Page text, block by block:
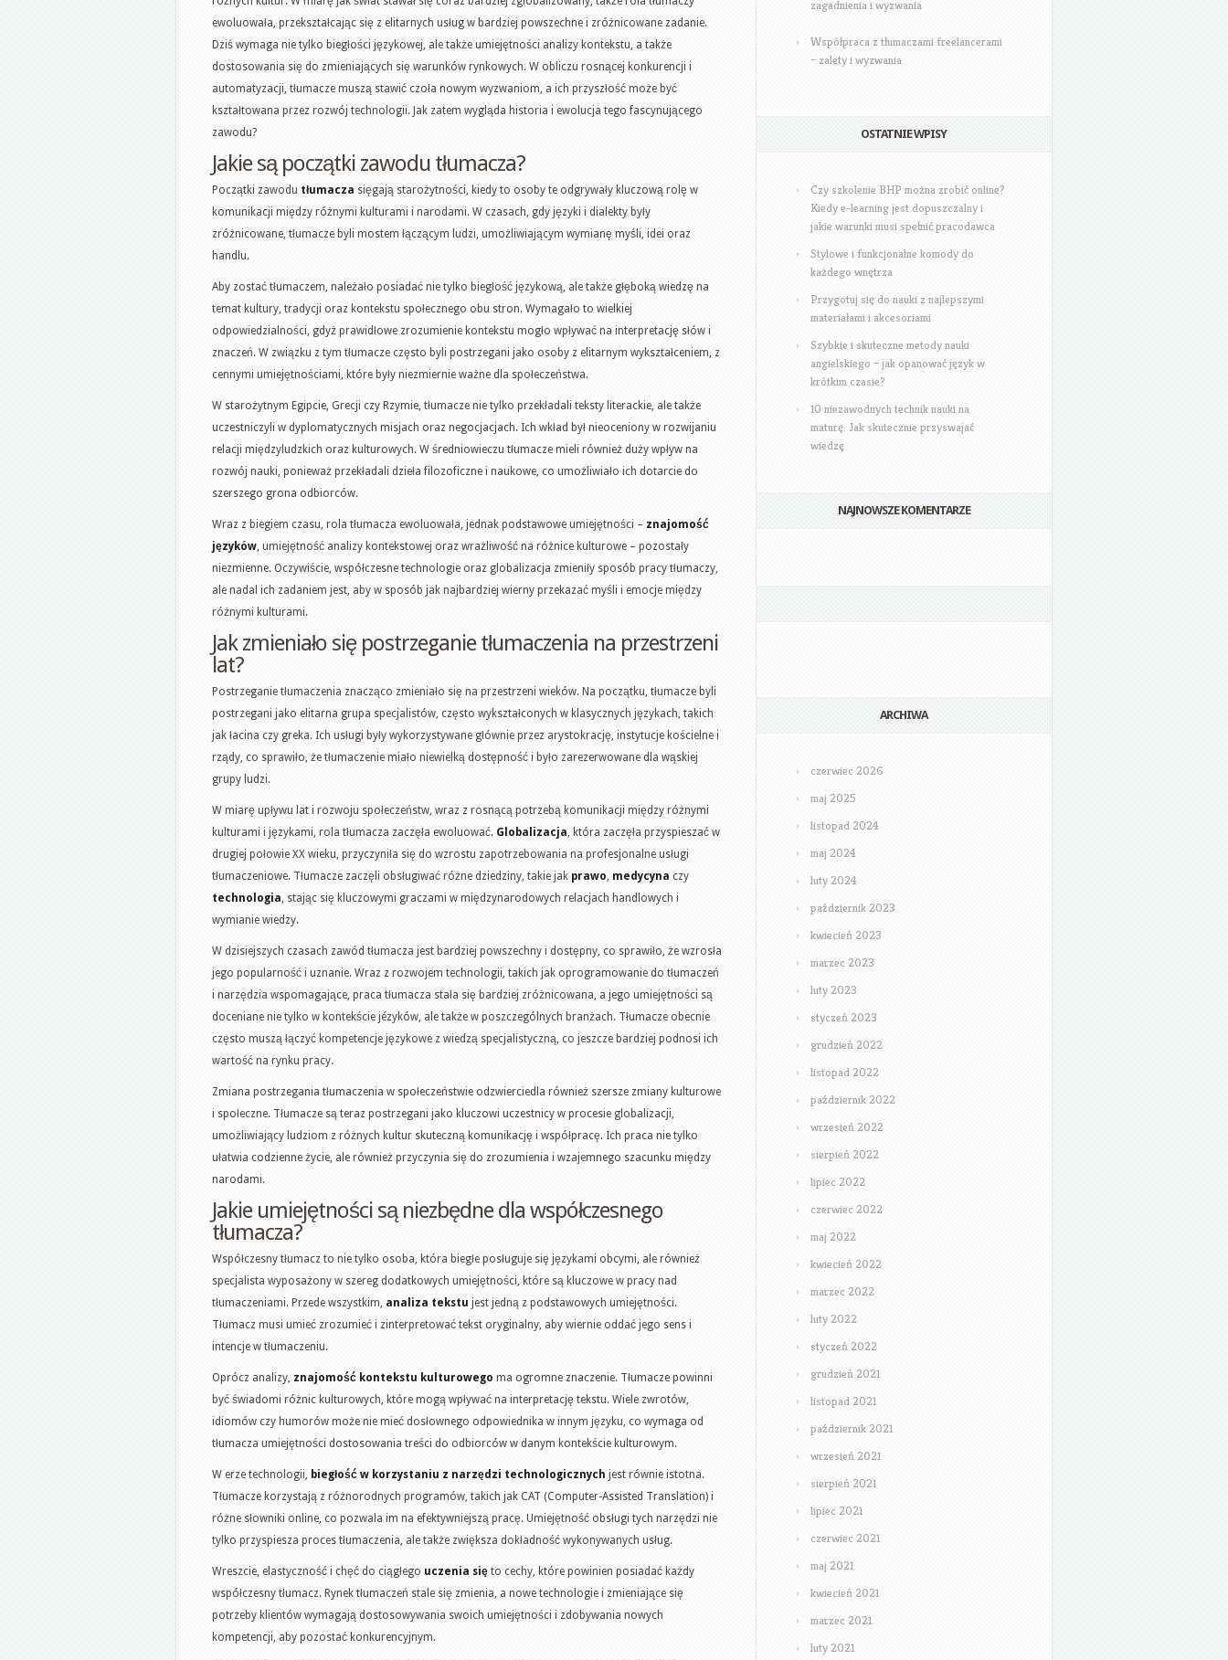
ewoluowała, przekształcając się z elitarnych usług w bardziej powszechne i zróżnicowane zadanie.
Dziś wymaga nie tylko biegłości językowej, ale także umiejętności analizy kontekstu, a także
dostosowania się do zmieniających się warunków rynkowych. W obliczu rosnącej konkurencji i
automatyzacji, tłumacze muszą stawić czoła nowym wyzwaniom, a ich przyszłość może być
kształtowana przez rozwój technologii. Jak zatem wygląda historia i ewolucja tego fascynującego
zawodu?
Jakie są początki zawodu tłumacza?
Początki zawodu tłumacza sięgają starożytności, kiedy to osoby te odgrywały kluczową rolę w
komunikacji między różnymi kulturami i narodami. W czasach, gdy języki i dialekty były
zróżnicowane, tłumacze byli mostem łączącym ludzi, umożliwiającym wymianę myśli, idei oraz
handlu.
Aby zostać tłumaczem, należało posiadać nie tylko biegłość językową, ale także głęboką wiedzę na
temat kultury, tradycji oraz kontekstu społecznego obu stron. Wymagało to wielkiej
odpowiedzialności, gdyż prawidłowe zrozumienie kontekstu mogło wpływać na interpretację słów i
znaczeń. W związku z tym tłumacze często byli postrzegani jako osoby z elitarnym wykształceniem, z
cennymi umiejętnościami, które były niezmiernie ważne dla społeczeństwa.
W starożytnym Egipcie, Grecji czy Rzymie, tłumacze nie tylko przekładali teksty literackie, ale także
uczestniczyli w dyplomatycznych misjach oraz negocjacjach. Ich wkład był nieoceniony w rozwijaniu
relacji międzyludzkich oraz kulturowych. W średniowieczu tłumacze mieli również duży wpływ na
rozwój nauki, ponieważ przekładali dzieła filozoficzne i naukowe, co umożliwiało ich dotarcie do
szerszego grona odbiorców.
Wraz z biegiem czasu, rola tłumacza ewoluowała, jednak podstawowe umiejętności – znajomość
języków , umiejętność analizy kontekstowej oraz wrażliwość na różnice kulturowe – pozostały
niezmienne. Oczywiście, współczesne technologie oraz globalizacja zmieniły sposób pracy tłumaczy,
ale nadal ich zadaniem jest, aby w sposób jak najbardziej wierny przekazać myśli i emocje między
różnymi kulturami.
Jak zmieniało się postrzeganie tłumaczenia na przestrzeni
lat?
Postrzeganie tłumaczenia znacząco zmieniało się na przestrzeni wieków. Na początku, tłumacze byli
postrzegani jako elitarna grupa specjalistów, często wykształconych w klasycznych językach, takich
jak łacina czy greka. Ich usługi były wykorzystywane głównie przez arystokrację, instytucje kościelne i
rządy, co sprawiło, że tłumaczenie miało niewielką dostępność i było zarezerwowane dla wąskiej
grupy ludzi.
W miarę upływu lat i rozwoju społeczeństw, wraz z rosnącą potrzebą komunikacji między różnymi
kulturami i językami, rola tłumacza zaczęła ewoluować. Globalizacja , która zaczęła przyspieszać w
drugiej połowie XX wieku, przyczyniła się do wzrostu zapotrzebowania na profesjonalne usługi
tłumaczeniowe. Tłumacze zaczęli obsługiwać różne dziedziny, takie jak prawo medycyna czy
technologia , stając się kluczowymi graczami w międzynarodowych relacjach handlowych i
wymianie wiedzy.
W dzisiejszych czasach zawód tłumacza jest bardziej powszechny i dostępny, co sprawiło, że wzrosła
jego popularność i uznanie. Wraz z rozwojem technologii, takich jak oprogramowanie do tłumaczeń
i narzędzia wspomagające, praca tłumacza stała się bardziej zróżnicowana, a jego umiejętności są
doceniane nie tylko w kontekście jézyków, ale także w poszczególnych branżach. Tłumacze obecnie
często muszą łączyć kompetencje językowe z wiedzą specjalistyczną, co jeszcze bardziej podnosi ich
wartość na rynku pracy.
Zmiana postrzegania tłumaczenia w społeczeństwie odzwierciedla również szersze zmiany kulturowe
i społeczne. Tłumacze są teraz postrzegani jako kluczowi uczestnicy w procesie globalizacji,
umożliwiający ludziom z różnych kultur skuteczną komunikację i współpracę. Ich praca nie tylko
ułatwia codzienne życie, ale również przyczynia się do zrozumienia i wzajemnego szacunku między
narodami.
Jakie umiejętności są niezbędne dla współczesnego
tłumacza?
Współczesny tłumacz to nie tylko osoba, która biegłe posługuje się językami obcymi, ale również
specjalista wyposażony w szereg dodatkowych umiejętności, które są kluczowe w pracy nad
tłumaczeniami. Przede wszystkim, analiza tekstu jest jedną z podstawowych umiejętności.
Tłumacz musi umieć zrozumieć i zinterpretować tekst oryginalny, aby wiernie oddać jego sens i
intencje w tłumaczeniu.
Oprócz analizy, znajomość kontekstu kulturowego ma ogromne znaczenie. Tłumacze powinni
być świadomi różnic kulturowych, które mogą wpływać na interpretację tekstu. Wiele zwrotów,
idiomów czy humorów może nie mieć dosłownego odpowiednika w innym języku, co wymaga od
tłumacza umiejętności dostosowania treści do odbiorców w danym kontekście kulturowym.
W erze technologii, biegłość w korzystaniu z narzędzi technologicznych jest równie istotna.
Tłumacze korzystają z różnorodnych programów, takich jak CAT (Computer-Assisted Translation) i
różne słowniki online, co pozwala im na efektywniejszą pracę. Umiejętność obsługi tych narzędzi nie
tylko przyspiesza proces tłumaczenia, ale także zwiększa dokładność wykonywanych usług.
Wreszcie, elastyczność i chęć do ciągłego uczenia się to cechy, które powinien posiadać każdy
współczesny tłumacz. Rynek tłumaczeń stale się zmienia, a nowe technologie i zmieniające się
potrzeby klientów wymagają dostosowywania swoich umiejętności i zdobywania nowych
kompetencji, aby pozostać konkurencyjnym.
zagadnienia i wyzwania
Współpraca z tłumaczami freelancerami
– zalety i wyzwania
OSTATNIE WPISY
Czy szkolenie BHP można zrobić online?
Kiedy e-learning jest dopuszczalny i
jakie warunki musi spełnić pracodawca
Stylowe i funkcjonalne komody do
każdego wnętrza
Przygotuj się do nauki z najlepszymi
materiałami i akcesoriami
Szybkie i skuteczne metody nauki
angielskiego – jak opanować język w
krótkim czasie?
10 niezawodnych technik nauki na
maturę: Jak skutecznie przyswajać
wiedzę
NAJNOWSZE KOMENTARZE
ARCHIWA
czerwiec 2026
maj 2025
listopad 2024
maj 2024
luty 2024
październik 2023
kwiecień 2023
marzec 2023
luty 2023
styczeń 2023
grudzień 2022
listopad 2022
październik 2022
wrzesień 2022
sierpień 2022
lipiec 2022
czerwiec 2022
maj 2022
kwiecień 2022
marzec 2022
luty 2022
styczeń 2022
grudzień 2021
listopad 2021
październik 2021
wrzesień 2021
sierpień 2021
lipiec 2021
czerwiec 2021
maj 2021
kwiecień 2021
marzec 2021
luty 2021